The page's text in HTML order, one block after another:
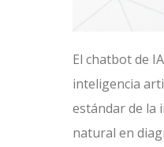
El chatbot de
inteligencia
estándar de la
natural en